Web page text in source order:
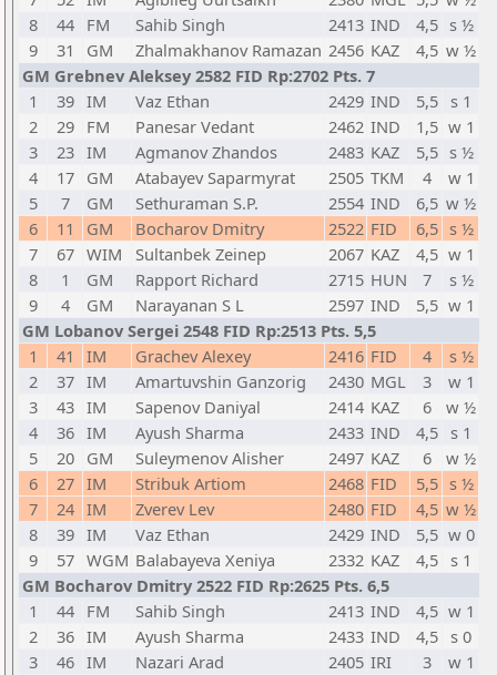
8
44 FM Sahib Singh 2413 IND 4,5 s ½
9
31 GM Zhalmakhanov Ramazan 2456 KAZ 4,5 w ½
GM Grebnev Aleksey 2582 FID Rp:2702 Pts. 7
1
39 IM Vaz Ethan 2429 IND 5,5
s 1
2
29 FM Panesar Vedant 2462 IND 1,5 w 1
3
23 IM Agmanov Zhandos 2483 KAZ 5,5 s ½
4
17 GM Atabayev Saparmyrat 2505 TKM 4
w 1
5
7 GM Sethuraman S.P. 2554 IND 6,5 w ½
6
11 GM Bocharov Dmitry 2522 FID 6,5 s ½
7
67 WIM Sultanbek Zeinep 2067 KAZ 4,5 w 1
8
1 GM Rapport Richard 2715 HUN 7
s ½
9
4 GM Narayanan S L 2597 IND 5,5 w 1
GM Lobanov Sergei 2548 FID Rp:2513 Pts. 5,5
1
41 IM Grachev Alexey 2416 FID 4
s ½
2
37 IM Amartuvshin Ganzorig 2430 MGL 3
w 1
3
43 IM Sapenov Daniyal 2414 KAZ 6
w ½
4
36 IM Ayush Sharma 2433 IND 4,5
s 1
5
20 GM Suleymenov Alisher 2497 KAZ 6
w ½
6
27 IM Stribuk Artiom 2468 FID 5,5 s ½
7
24 IM Zverev Lev 2480 FID 4,5 w ½
8
39 IM Vaz Ethan 2429 IND 5,5 w 0
9
57 WGM Balabayeva Xeniya 2332 KAZ 4,5 s 1
GM Bocharov Dmitry 2522 FID Rp:2625 Pts. 6,5
1
44 FM Sahib Singh 2413 IND 4,5 w 1
2
36 IM Ayush Sharma 2433 IND 4,5 s 0
3
46 IM Nazari Arad 2405 IRI 3
w 1